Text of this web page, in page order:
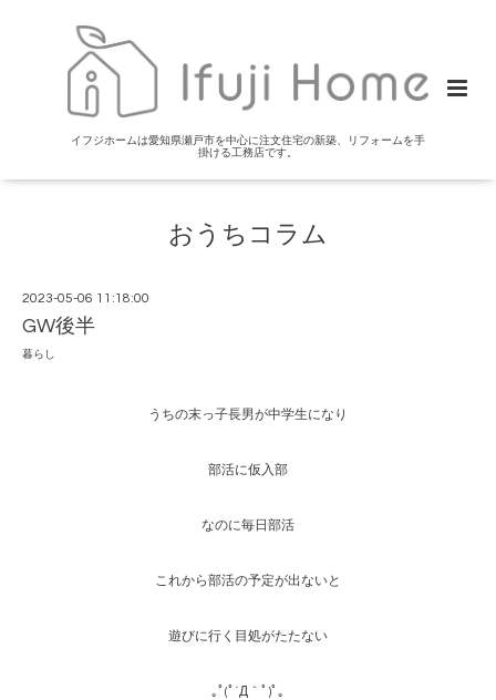
イフジホームは愛知県瀬戸市を中心に注文住宅の新築、リフォームを手
掛ける工務店です。
おうちコラム
2023-05-06 11:18:00
GW後半
暮らし
うちの末っ子長男が中学生になり
部活に仮入部
なのに毎日部活
これから部活の予定が出ないと
遊びに行く目処がたたない
｡ﾟ(ﾟ´Д｀ﾟ)ﾟ｡